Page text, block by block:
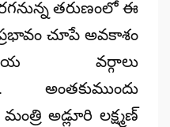
తరుణంలో ఈ
చూపే అవకాశం
వర్గాలు
అంతకుముందు
అడ్లూరి లక్ష్మణ్